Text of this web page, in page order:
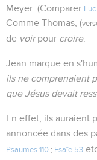
Meyer. (Comparer
Comme Thomas, (
de voirpour croire.
Jean marque en
ils ne comprenaient
que Jésus devait
En effet, ils auraient
annoncée dans des
Psaumes 110 ; Esaïe 53